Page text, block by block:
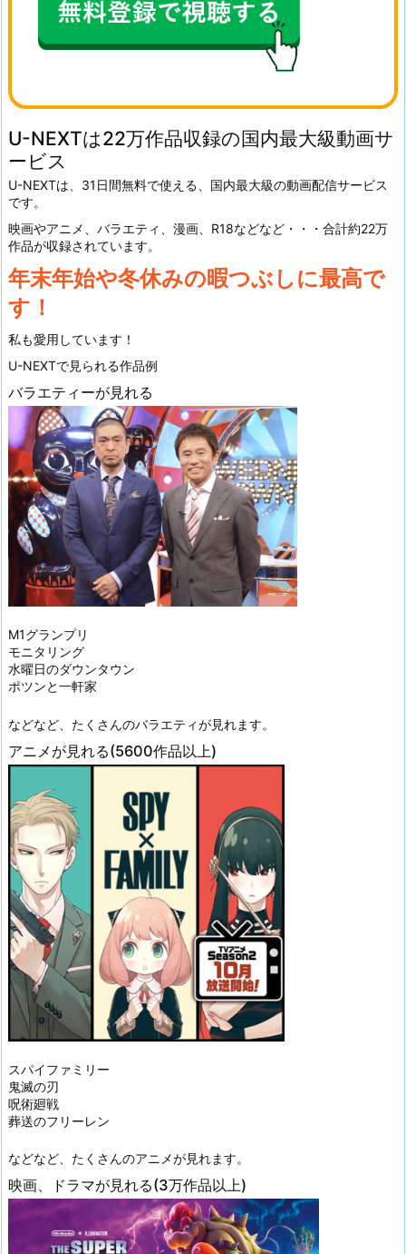
U-NEXTは22万作品収録の国内最大級動画サ
ービス
U-NEXTは、31日間無料で使える、国内最大級の動画配信サービス
です。
映画やアニメ、バラエティ、漫画、R18などなど・・・合計約22万
作品が収録されています。
年末年始や冬休みの暇つぶしに最高で
す！
私も愛用しています！
U-NEXTで見られる作品例
バラエティーが見れる
M1グランプリ
モニタリング
水曜日のダウンタウン
ポツンと一軒家
などなど、たくさんのバラエティが見れます。
アニメが見れる(5600作品以上)
スパイファミリー
鬼滅の刃
呪術廻戦
葬送のフリーレン
などなど、たくさんのアニメが見れます。
映画、ドラマが見れる(3万作品以上)